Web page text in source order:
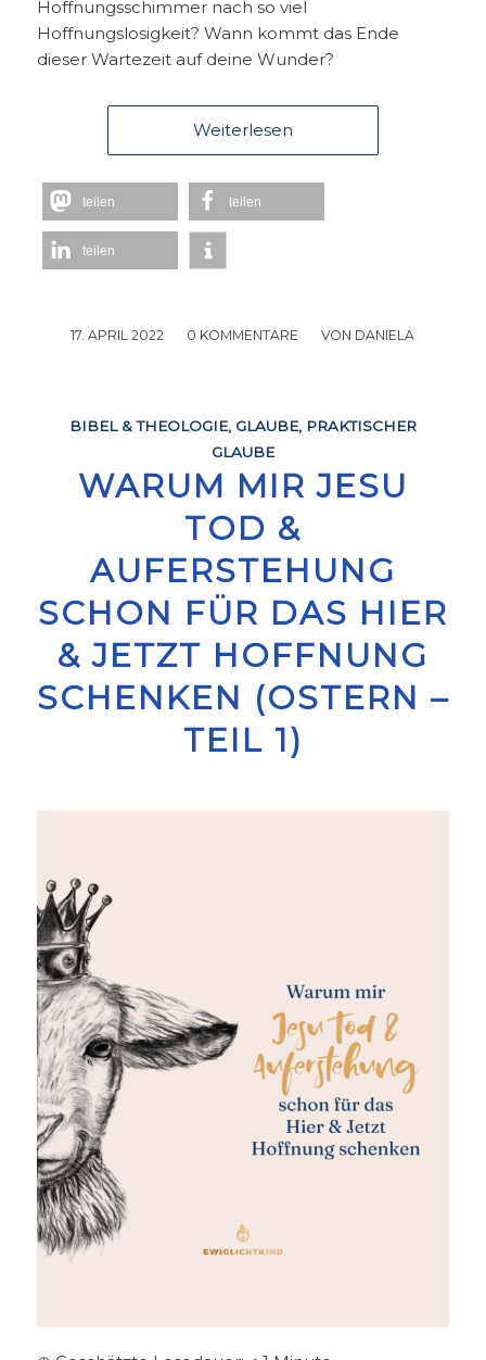
Hoffnungsschimmer nach so viel
Hoffnungslosigkeit? Wann kommt das Ende
dieser Wartezeit auf deine Wunder?
Weiterlesen
teilen teilen
teilen
17. APRIL 2022
/ 0 KOMMENTARE
/ VON DANIELA
BIBEL & THEOLOGIE, GLAUBE, PRAKTISCHER
GLAUBE
WARUM MIR JESU
TOD &
AUFERSTEHUNG
SCHON FÜR DAS HIER
& JETZT HOFFNUNG
SCHENKEN (OSTERN –
TEIL 1)